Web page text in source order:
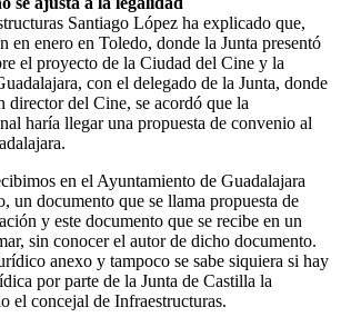
Santiago López ha explicado que,
en enero en Toledo, donde la Junta presentó
el proyecto de la Ciudad del Cine y la
con el delegado de la Junta, donde
director del Cine, se acordó que la
haría llegar una propuesta de convenio al
en el Ayuntamiento de Guadalajara
un documento que se llama propuesta de
y este documento que se recibe en un
sin conocer el autor de dicho documento.
anexo y tampoco se sabe siquiera si hay
por parte de la Junta de Castilla la
el concejal de Infraestructuras.